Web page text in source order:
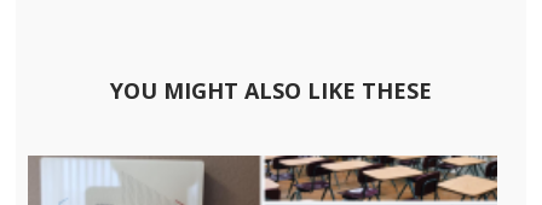
YOU MIGHT ALSO LIKE THESE